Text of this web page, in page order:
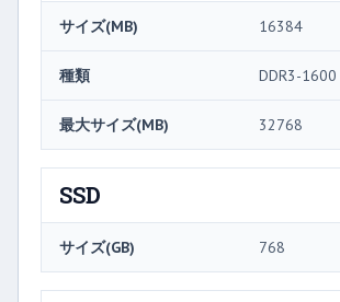
サイズ(MB) 16384
種類 DDR3-1600
最大サイズ(MB) 32768
SSD
サイズ(GB) 768